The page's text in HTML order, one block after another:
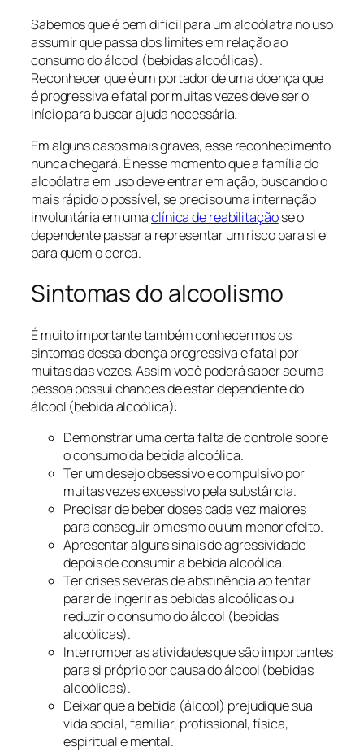
Sabemos que é bem difícil para um alcoólatra no uso
assumir que passa dos limites em relação ao
consumo do álcool (bebidas alcoólicas).
Reconhecer que é um portador de uma doença que
é progressiva e fatal por muitas vezes deve ser o
início para buscar ajuda necessária.
Em alguns casos mais graves, esse reconhecimento
nunca chegará. É nesse momento que a família do
alcoólatra em uso deve entrar em ação, buscando o
mais rápido o possível, se preciso uma internação
involuntária em umaclínica de reabilitaçãose o
dependente passar a representar um risco para si e
para quem o cerca.
Sintomas do alcoolismo
É muito importante também conhecermos os
sintomas dessa doença progressiva e fatal por
muitas das vezes. Assim você poderá saber se uma
pessoa possui chances de estar dependente do
álcool (bebida alcoólica):
Demonstrar uma certa falta de controle sobre
o consumo da bebida alcoólica.
Ter um desejo obsessivo e compulsivo por
muitas vezes excessivo pela substância.
Precisar de beber doses cada vez maiores
para conseguir o mesmo ou um menor efeito.
Apresentar alguns sinais de agressividade
depois de consumir a bebida alcoólica.
Ter crises severas de abstinência ao tentar
parar de ingerir as bebidas alcoólicas ou
reduzir o consumo do álcool (bebidas
alcoólicas).
Interromper as atividades que são importantes
para si próprio por causa do álcool (bebidas
alcoólicas).
Deixar que a bebida (álcool) prejudique sua
vida social, familiar, profissional, física,
espiritual e mental.